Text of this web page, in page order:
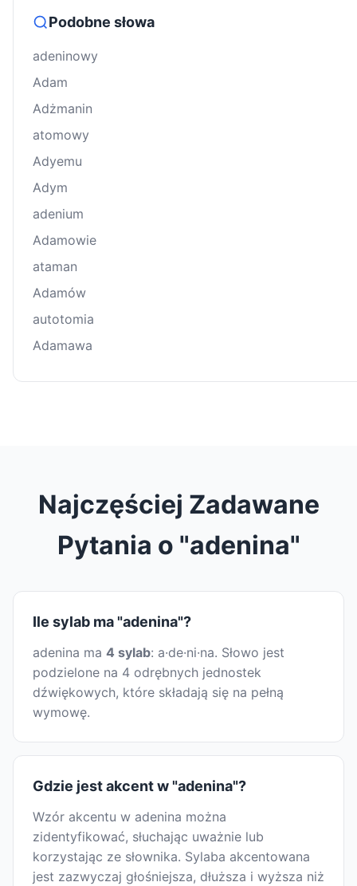
Podobne słowa
adeninowy
Adam
Adżmanin
atomowy
Adyemu
Adym
adenium
Adamowie
ataman
Adamów
autotomia
Adamawa
Najczęściej Zadawane
Pytania o "adenina"
Ile sylab ma "adenina"?
adenina ma 4 sylab: a·de·ni·na. Słowo jest
podzielone na 4 odrębnych jednostek
dźwiękowych, które składają się na pełną
wymowę.
Gdzie jest akcent w "adenina"?
Wzór akcentu w adenina można
zidentyfikować, słuchając uważnie lub
korzystając ze słownika. Sylaba akcentowana
jest zazwyczaj głośniejsza, dłuższa i wyższa niż